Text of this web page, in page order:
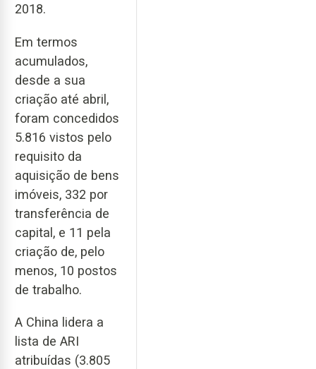
2018.
Em termos
acumulados,
desde a sua
criação até abril,
foram concedidos
5.816 vistos pelo
requisito da
aquisição de bens
imóveis, 332 por
transferência de
capital, e 11 pela
criação de, pelo
menos, 10 postos
de trabalho.
A China lidera a
lista de ARI
atribuídas (3.805